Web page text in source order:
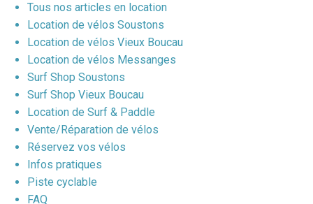
Tous nos articles en location
Location de vélos Soustons
Location de vélos Vieux Boucau
Location de vélos Messanges
Surf Shop Soustons
Surf Shop Vieux Boucau
Location de Surf & Paddle
Vente/Réparation de vélos
Réservez vos vélos
Infos pratiques
Piste cyclable
FAQ